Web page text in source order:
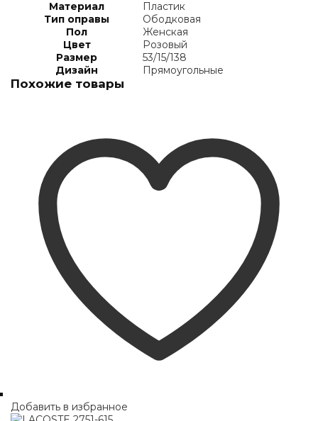
Материал
Пластик
Тип оправы
Ободковая
Пол
Женская
Цвет
Розовый
Размер
53/15/138
Дизайн
Прямоугольные
Похожие товары
Добавить в избранное